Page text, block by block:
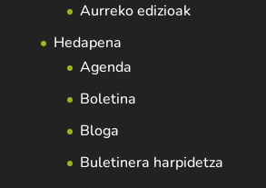
Aurreko edizioak
Hedapena
Agenda
Boletina
Bloga
Buletinera harpidetza